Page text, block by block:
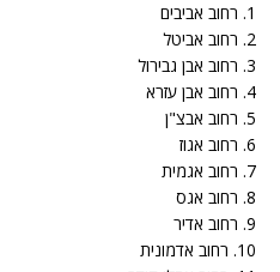
1. רחוב אביבים
2. רחוב אביטל
3. רחוב אבן גבירול
4. רחוב אבן עזרא
5. רחוב אבצ"ן
6. רחוב אגוז
7. רחוב אגמית
8. רחוב אגס
9. רחוב אדיר
10. רחוב אדמונית